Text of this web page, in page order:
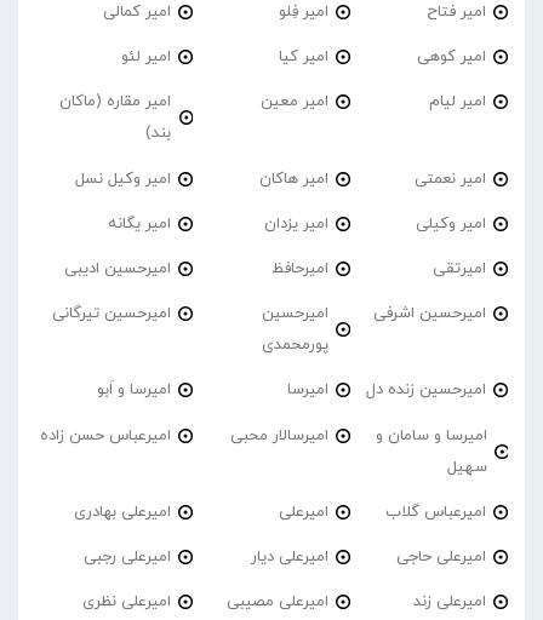
امیر فتاح امیر فِلو امیر کمالی
امیر کوهی امیر کیا امیر لئو
امیر لیام امیر معین
امیر مقاره (ماکان
بند)
امیر نعمتی امیر هاکان امیر وکیل نسل
امیر وکیلی امیر یزدان امیر یگانه
امیرتقی امیرحافظ امیرحسین ادیبی
امیرحسین اشرفی
امیرحسین
پورمحمدی
امیرحسین تیرگانی
امیرحسین زنده دل امیرسا امیرسا و اَبو
امیرسا و سامان و
سهیل
امیرسالار محبی امیرعباس حسن زاده
امیرعباس گلاب امیرعلی امیرعلی بهادری
امیرعلی حاجی امیرعلی دیار امیرعلی رجبی
امیرعلی زند امیرعلی مصیبی امیرعلی نظری